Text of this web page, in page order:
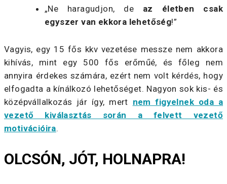
„Ne haragudjon, de az életben csak
egyszer van ekkora lehetőség!”
Vagyis, egy 15 fős kkv vezetése messze nem akkora
kihívás, mint egy 500 fős erőműé, és főleg nem
annyira érdekes számára, ezért nem volt kérdés, hogy
elfogadta a kínálkozó lehetőséget. Nagyon sok kis- és
középvállalkozás jár így, mert nem figyelnek oda a
vezető kiválasztás során a felvett vezető
motivációira.
OLCSÓN, JÓT, HOLNAPRA!